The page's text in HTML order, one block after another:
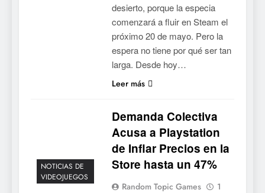
desierto, porque la especia
comenzará a fluir en Steam el
próximo 20 de mayo. Pero la
espera no tiene por qué ser tan
larga. Desde hoy…
Leer más
NOTICIAS DE
VIDEOJUEGOS
Demanda Colectiva
Acusa a Playstation
de Inflar Precios en la
Store hasta un 47%
Random Topic Games
1